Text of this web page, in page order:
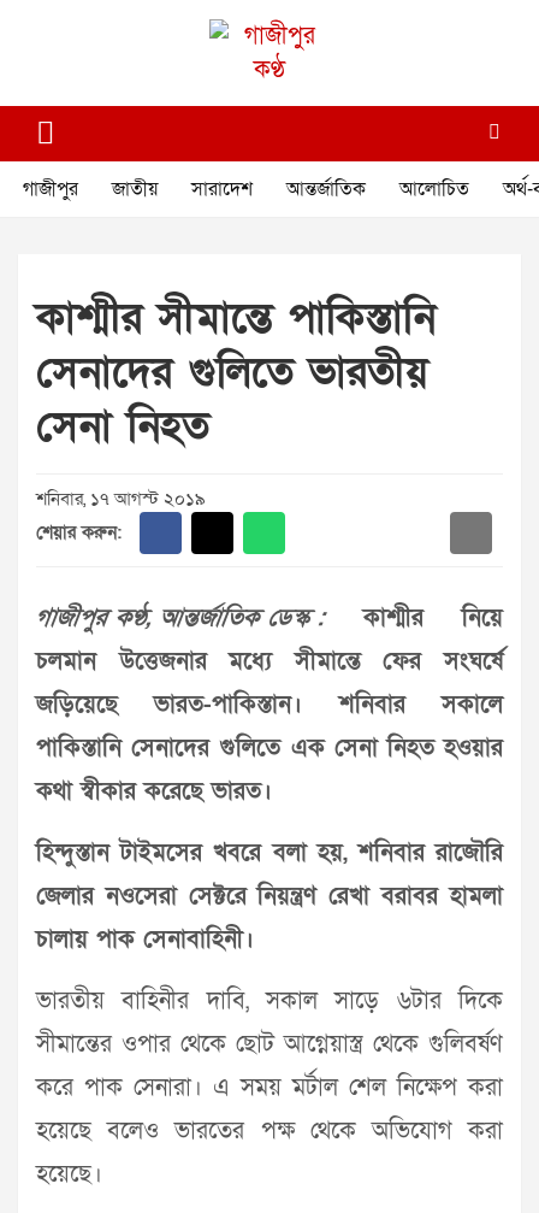
গাজীপুর কণ্ঠ
গাজীপুর জাতীয় সারাদেশ আন্তর্জাতিক আলোচিত অর্থ-
কাশ্মীর সীমান্তে পাকিস্তানি
সেনাদের গুলিতে ভারতীয়
সেনা নিহত
শনিবার, ১৭ আগস্ট ২০১৯
শেয়ার করুন:
গাজীপুর কণ্ঠ, আন্তর্জাতিক ডেস্ক :কাশ্মীর নিয়ে
চলমান উত্তেজনার মধ্যে সীমান্তে ফের সংঘর্ষে
জড়িয়েছে ভারত-পাকিস্তান। শনিবার সকালে
পাকিস্তানি সেনাদের গুলিতে এক সেনা নিহত হওয়ার
কথা স্বীকার করেছে ভারত।
হিন্দুস্তান টাইমসের খবরে বলা হয়, শনিবার রাজৌরি
জেলার নওসেরা সেক্টরে নিয়ন্ত্রণ রেখা বরাবর হামলা
চালায় পাক সেনাবাহিনী।
ভারতীয় বাহিনীর দাবি, সকাল সাড়ে ৬টার দিকে
সীমান্তের ওপার থেকে ছোট আগ্নেয়াস্ত্র থেকে গুলিবর্ষণ
করে পাক সেনারা। এ সময় মর্টাল শেল নিক্ষেপ করা
হয়েছে বলেও ভারতের পক্ষ থেকে অভিযোগ করা
হয়েছে।